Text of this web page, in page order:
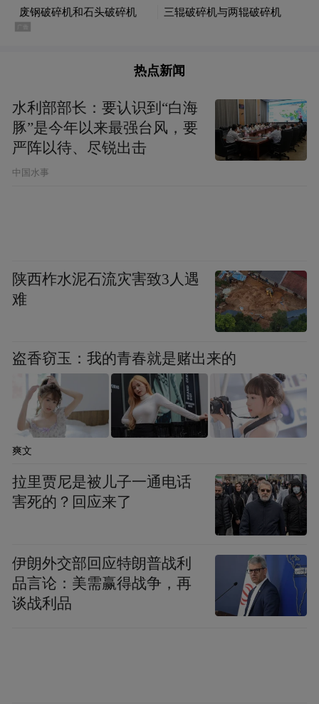
热点新闻
水利部部长：要认识到“白海
豚”是今年以来最强台风，要
严阵以待、尽锐出击
中国水事
陕西柞水泥石流灾害致3人遇
难
盗香窃玉：我的青春就是赌出来的
爽文
拉里贾尼是被儿子一通电话
害死的？回应来了
伊朗外交部回应特朗普战利
品言论：美需赢得战争，再
谈战利品